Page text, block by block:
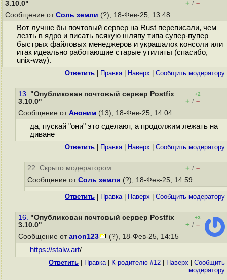
3.10.0"
+ / –
Сообщение от Соль земли (?), 18-Фев-25, 13:48
Вот лучше бы почтовый сервер на Rust переписали, чем
лезть в ядро и писать всякую шляпу типа супер-пупер
быстрых файловых менеджеров и украшалок консоли или
итак идеально работающие старые утилиты (спасибо,
unix-way).
Ответить Правка| Наверх Cообщить модератору
13. "Опубликован почтовый сервер Postfix
3.10.0"
+2
+ / –
Сообщение от Аноним (13), 18-Фев-25, 14:04
да, пускай "они" это сделают, а продолжим лежать на
диване
Ответить Правка| Наверх Cообщить модератору
22. Скрыто модератором + / –
Сообщение от Соль земли (?), 18-Фев-25, 14:59
Ответить Правка| Наверх Cообщить модератору
16. "Опубликован почтовый сервер Postfix
3.10.0"
+3
+ / –
Сообщение от anon123 (?), 18-Фев-25, 14:15
https://stalw.art/
Ответить Правка| К родителю #12 Наверх
Cообщить
модератору